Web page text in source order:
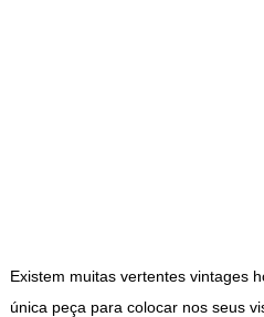
Existem muitas vertentes vintages
única peça para colocar nos seus